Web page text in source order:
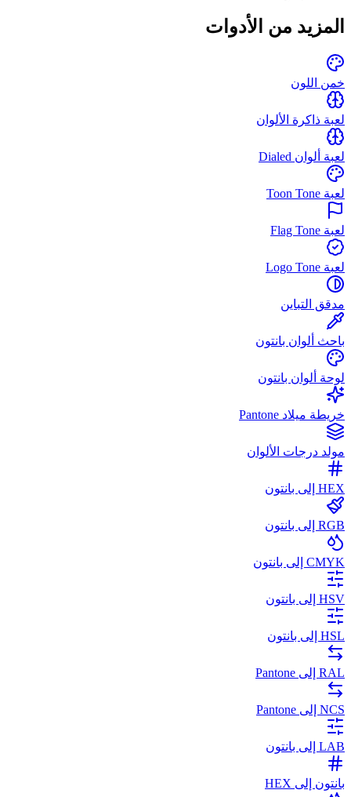
المزيد من الأدوات
خمن اللون
لعبة ذاكرة الألوان
لعبة ألوان Dialed
لعبة Toon Tone
لعبة Flag Tone
لعبة Logo Tone
مدقق التباين
باحث ألوان بانتون
لوحة ألوان بانتون
خريطة ميلاد Pantone
مولد درجات الألوان
HEX إلى بانتون
RGB إلى بانتون
CMYK إلى بانتون
HSV إلى بانتون
HSL إلى بانتون
RAL إلى Pantone
NCS إلى Pantone
LAB إلى بانتون
بانتون إلى HEX